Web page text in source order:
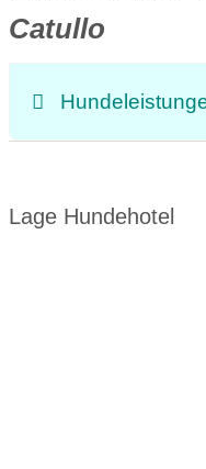
Catullo
Lage Hundehotel